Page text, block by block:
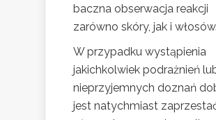
baczna obserwacja reakcji
zarówno skóry, jak i włosów.
W przypadku wystąpienia
jakichkolwiek podrażnień
nieprzyjemnych doznań
jest natychmiast